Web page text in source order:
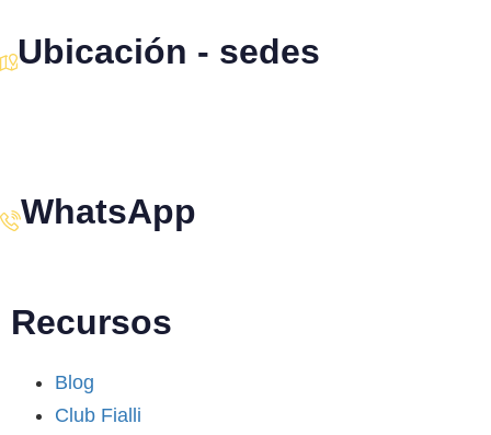
Ubicación - sedes
WhatsApp
Recursos
Blog
Club Fialli